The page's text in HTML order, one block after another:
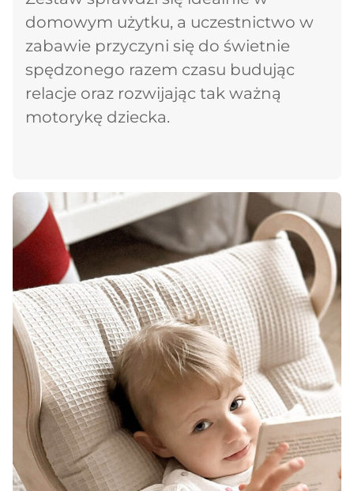
domowym użytku, a uczestnictwo w
zabawie przyczyni się do świetnie
spędzonego razem czasu budując
relacje oraz rozwijając tak ważną
motorykę dziecka.